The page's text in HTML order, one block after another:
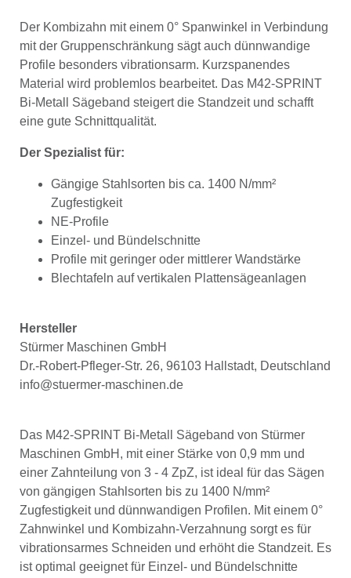
Der Kombizahn mit einem 0° Spanwinkel in Verbindung
mit der Gruppenschränkung sägt auch dünnwandige
Profile besonders vibrationsarm. Kurzspanendes
Material wird problemlos bearbeitet. Das M42-SPRINT
Bi-Metall Sägeband steigert die Standzeit und schafft
eine gute Schnittqualität.
Der Spezialist für:
Gängige Stahlsorten bis ca. 1400 N/mm²
Zugfestigkeit
NE-Profile
Einzel- und Bündelschnitte
Profile mit geringer oder mittlerer Wandstärke
Blechtafeln auf vertikalen Plattensägeanlagen
Hersteller
Stürmer Maschinen GmbH
Dr.-Robert-Pfleger-Str. 26, 96103 Hallstadt, Deutschland
info@stuermer-maschinen.de
Das M42-SPRINT Bi-Metall Sägeband von Stürmer
Maschinen GmbH, mit einer Stärke von 0,9 mm und
einer Zahnteilung von 3 - 4 ZpZ, ist ideal für das Sägen
von gängigen Stahlsorten bis zu 1400 N/mm²
Zugfestigkeit und dünnwandigen Profilen. Mit einem 0°
Zahnwinkel und Kombizahn-Verzahnung sorgt es für
vibrationsarmes Schneiden und erhöht die Standzeit. Es
ist optimal geeignet für Einzel- und Bündelschnitte